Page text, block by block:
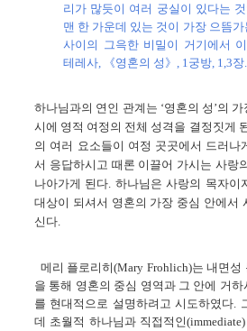
리가 많듯이 여러 궁실이 있다는
맨 한 가운데 있는 것이 가장 으뜸가
사이의 그윽한 비밀이 거기에서
테레사, 《영혼의 성》, 1궁방, 1,3장
하나님과의 연인 관계는 ‘영혼의 성’의
시에 영적 여정의 전체 성격을 결정짓게
의 여러 요소들이 여정 곳곳에서 드러나
서 응답하시고 때론 이끌어 가시는 사랑
나아가게 된다. 하나님은 사랑의 목자이
대상이 되셔서 영혼의 가장 중심 안에서
신다.
메리 플로리히(Mary Frohlich)는 내면성
을 통해 영혼의 중심 영역과 그 안에 거
를 현대적으로 설명하려고 시도하였다.
데 초월적 하나님과 직접적인